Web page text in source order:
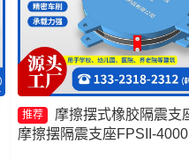
推荐
摩擦摆式橡胶隔震支
摩擦摆隔震支座FPSII-